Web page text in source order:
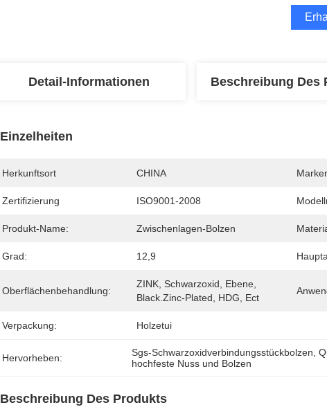
Detail-Informationen Beschreibung Des
Einzelheiten
Herkunftsort CHINA
Zertifizierung ISO9001-2008
Produkt-Name: Zwischenlagen-Bolzen
Grad: 12,9
Oberflächenbehandlung:
ZINK, Schwarzoxid, Ebene,
Black.zinc-Plated, HDG, Ect
Verpackung: Holzetui
Hervorheben: Sgs-Schwarzoxidverbindungsstückbolzen ,
hochfeste Nuss und Bolzen
Beschreibung Des Produkts